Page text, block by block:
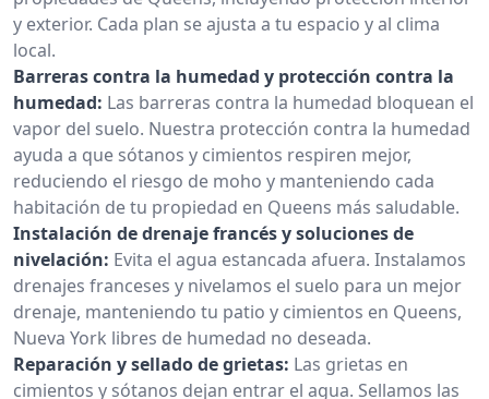
y exterior. Cada plan se ajusta a tu espacio y al clima
local.
Barreras contra la humedad y protección contra la
humedad: Las barreras contra la humedad bloquean el
vapor del suelo. Nuestra protección contra la humedad
ayuda a que sótanos y cimientos respiren mejor,
reduciendo el riesgo de moho y manteniendo cada
habitación de tu propiedad en Queens más saludable.
Instalación de drenaje francés y soluciones de
nivelación: Evita el agua estancada afuera. Instalamos
drenajes franceses y nivelamos el suelo para un mejor
drenaje, manteniendo tu patio y cimientos en Queens,
Nueva York libres de humedad no deseada.
Reparación y sellado de grietas: Las grietas en
cimientos y sótanos dejan entrar el agua. Sellamos las